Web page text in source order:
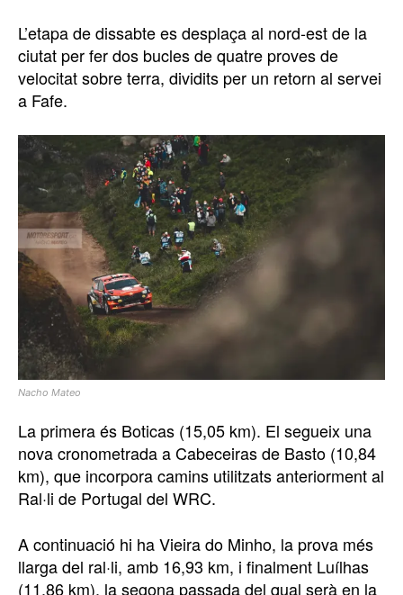
L’etapa de dissabte es desplaça al nord-est de la
ciutat per fer dos bucles de quatre proves de
velocitat sobre terra, dividits per un retorn al servei
a Fafe.
Nacho Mateo
La primera és Boticas (15,05 km). El segueix una
nova cronometrada a Cabeceiras de Basto (10,84
km), que incorpora camins utilitzats anteriorment al
Ral·li de Portugal del WRC.
A continuació hi ha Vieira do Minho, la prova més
llarga del ral·li, amb 16,93 km, i finalment Luílhas
(11,86 km), la segona passada del qual serà en la